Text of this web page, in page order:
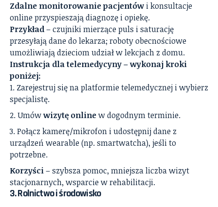
Zdalne monitorowanie pacjentów i konsultacje
online przyspieszają diagnozę i opiekę.
Przykład– czujniki mierzące puls i saturację
przesyłają dane do lekarza; roboty obecnościowe
umożliwiają dzieciom udział w lekcjach z domu.
Instrukcja dla telemedycyny – wykonaj kroki
poniżej:
Zarejestruj się na platformie telemedycznej i wybierz
specjalistę.
Umówwizytę onlinew dogodnym terminie.
Połącz kamerę/mikrofon i udostępnij dane z
urządzeń wearable (np. smartwatcha), jeśli to
potrzebne.
Korzyści– szybsza pomoc, mniejsza liczba wizyt
stacjonarnych, wsparcie w rehabilitacji.
3. Rolnictwo i środowisko